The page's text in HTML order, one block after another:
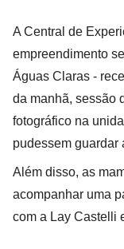
A Central de
empreendimento
Águas Claras -
da manhã, sessão
fotográfico na
pudessem guardar
Além disso, as
acompanhar uma
com a Lay Castelli